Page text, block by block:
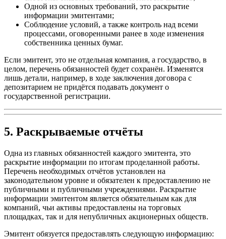
Одной из основных требований, это раскрытие
информации эмитентами;
Соблюдение условий, а также контроль над всеми
процессами, оговоренными ранее в ходе изменения
собственника ценных бумаг.
Если эмитент, это не отдельная компания, а государство, в
целом, перечень обязанностей будет сохранён. Изменятся
лишь детали, например, в ходе заключения договора с
депозитарием не придётся подавать документ о
государственной регистрации.
5. Раскрываемые отчёты
Одна из главных обязанностей каждого эмитента, это
раскрытие информации по итогам проделанной работы.
Перечень необходимых отчётов установлен на
законодательном уровне и обязателен к предоставлению не
публичными и публичными учреждениями. Раскрытие
информации эмитентом является обязательным как для
компаний, чьи активы предоставлены на торговых
площадках, так и для непубличных акционерных обществ.
Эмитент обязуется предоставлять следующую информацию: